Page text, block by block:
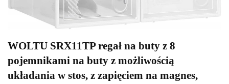
WOLTU SRX11TP regał na buty z 8
pojemnikami na buty z możliwością
układania w stos, z zapięciem na magnes,